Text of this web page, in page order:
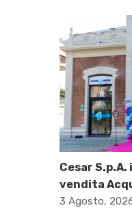
Cesar
vendita
3 Agosto,